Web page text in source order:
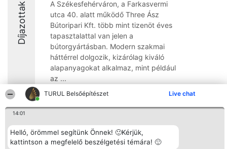
TURUL Belsőépítészet Live chat
14:01
Helló, örömmel segítünk Önnek! 🙂Kérjük,
kattintson a megfelelő beszélgetési témára! 🙂
Díjazottak
A Székesfehérváron, a Farkasvermi
utca 40. alatt működő Three Ász
Bútoripari Kft. több mint tizenöt éves
tapasztalattal van jelen a
bútorgyártásban. Modern szakmai
háttérrel dolgozik, kizárólag kiváló
alapanyagokat alkalmaz, mint például
az ...
8.1
Rangsorszervező
SC Beautiful Company S.R.L.
Népszavazás
Nyertesek
Elérhetőség